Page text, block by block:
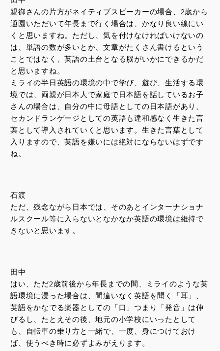
親御さんの片方がネイティブスピーカーの場合、2歳から
通園いただいて年長まで行く場合は、かなり良い線にい
くと思いますね。ただし、気を付けなければいけないの
は、単語の数が多いとか、文章がたくさん書けるという
ことではなく、英語の土台となる脳がいかにできるかだ
と思いますね。
ミライの半日英語の環境の中で学び、遊び、生活する環
境では、両親が日本人で家庭で日本語を話しているお子
さんの場合は、自分の中に母語としての日本語があり、
セカンドランゲージとしての英語も違和感なく生きた言
葉として導入されていくと思います。生きた言葉として
入りますので、英語を嫌いには絶対にならないはずです
ね。
石渡
ただ、残念ながら日本では、そのあとインターナショナ
ルスクール等に入らないとなかなか英語の環境は維持で
きないと思います。
田中
はい、ただ2歳前後から年長までの間、ミライのような英
語環境に浸った場合は、間違いなく英語を聞く「耳」、
英語をかなでる楽器としての「口」つまり「発音」は伸
びるし、たとえその後、地元の小学校にいったとして
も、自転車の乗り方と一緒で、一度、身につけておけ
ば、使うべき時に必ずよみがえります。